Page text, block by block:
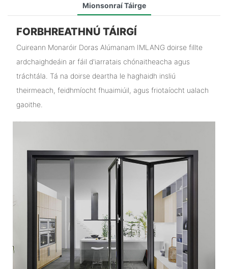
Mionsonraí Táirge
FORBHREATHNÚ TÁIRGÍ
Cuireann Monaróir Doras Alúmanam IMLANG doirse fillte
ardchaighdeáin ar fáil d'iarratais chónaitheacha agus
tráchtála. Tá na doirse deartha le haghaidh insliú
theirmeach, feidhmíocht fhuaimiúil, agus friotaíocht ualach
gaoithe.